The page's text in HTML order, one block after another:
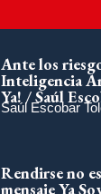
Ante los
Inteligencia
Ya! / Saúl
Saúl Escobar
Rendirse no
mensaje Ya